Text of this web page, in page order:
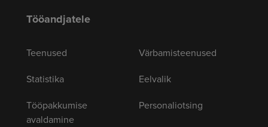
Tööandjatele
Teenused
Statistika
Tööpakkumise
avaldamine
Värbamisteenused
Eelvalik
Personaliotsing